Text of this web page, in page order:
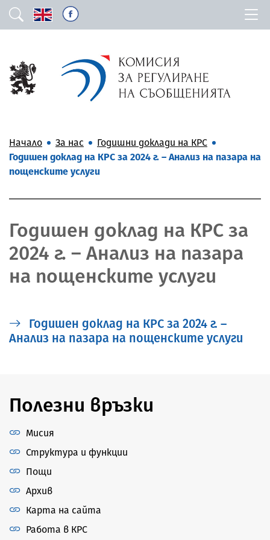
Начало За нас
Годишни доклади на КРС
Годишен доклад на КРС за 2024 г. – Анализ на пазара на
пощенските услуги
Годишен доклад на КРС за
2024 г. – Анализ на пазара
на пощенските услуги
Годишен доклад на КРС за 2024 г. –
Анализ на пазара на пощенските услуги
Полезни връзки
Мисия
Структура и функции
Пощи
Архив
Карта на сайта
Работа в КРС